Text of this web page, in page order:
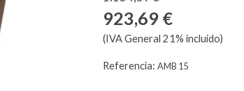
923,69 €
(IVA General 21% incluido)
Referencia:AMB 15